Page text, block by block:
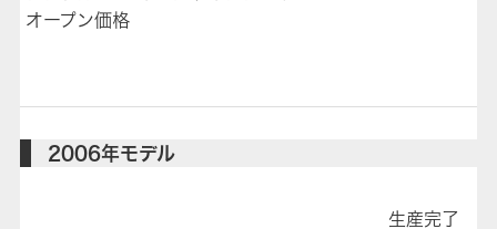
オープン価格
2006年モデル
生産完了